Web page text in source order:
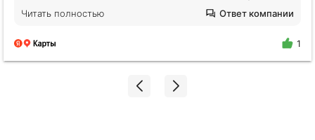
будто никто не убирался годами. Отмыли все!
Плитка на полу оказалась не черной, я нигде не
легче стало. Спасибо огромное Екатерине!!!
Читать полностью Ответ компании
1